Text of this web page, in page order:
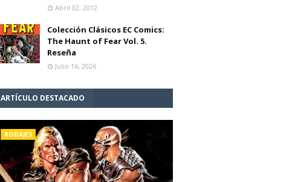
Abril 02, 2012
Colección Clásicos EC Comics:
The Haunt of Fear Vol. 5.
Reseña
Julio 16, 2026
ARTÍCULO DESTACADO
RODAJES